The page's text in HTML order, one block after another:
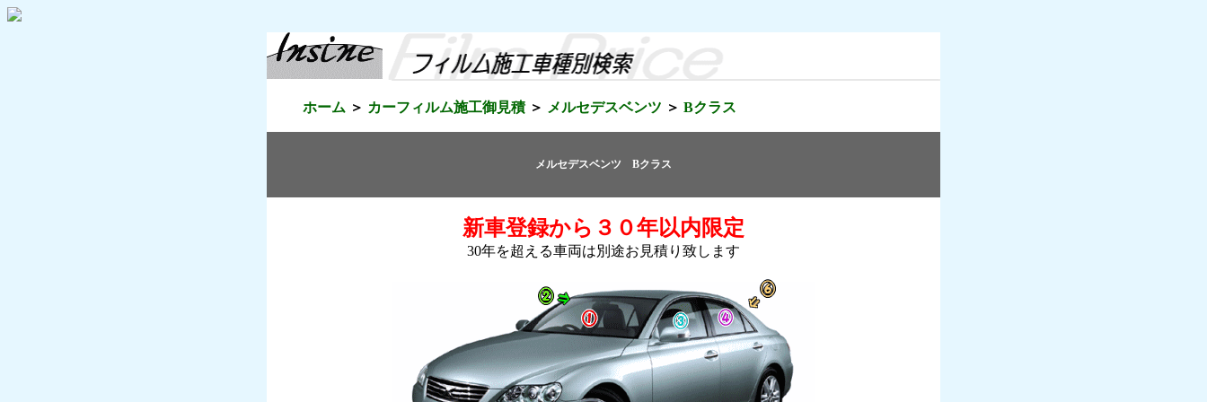
ホーム カーフィルム施工御見積 メルセデスベンツ Bクラス
メルセデスベンツ Bクラス
新車登録から３０年以内限定
30年を超える車両は別途お見積り致します